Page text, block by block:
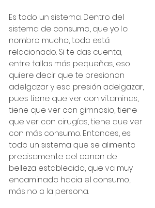
Es todo un sistema. Dentro del
sistema de consumo, que yo lo
nombro mucho, todo está
relacionado. Si te das cuenta,
entre tallas más pequeñas, eso
quiere decir que te presionan
adelgazar y esa presión adelgazar,
pues tiene que ver con vitaminas,
tiene que ver con gimnasio, tiene
que ver con cirugías, tiene que ver
con más consumo. Entonces, es
todo un sistema que se alimenta
precisamente del canon de
belleza establecido, que va muy
encaminado hacia el consumo,
más no a la persona.